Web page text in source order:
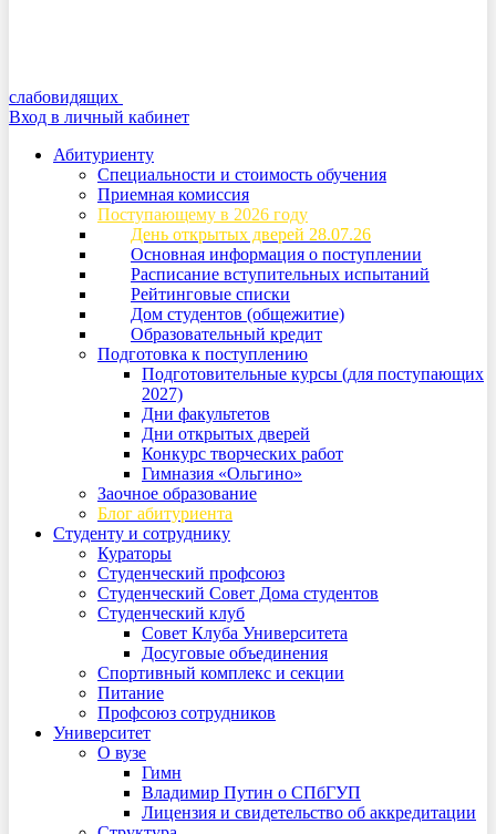
слабовидящих
Вход в личный кабинет
Абитуриенту
Специальности и стоимость обучения
Приемная комиссия
Поступающему в 2026 году
День открытых дверей 28.07.26
Основная информация о поступлении
Расписание вступительных испытаний
Рейтинговые списки
Дом студентов (общежитие)
Образовательный кредит
Подготовка к поступлению
Подготовительные курсы (для поступающих
2027)
Дни факультетов
Дни открытых дверей
Конкурс творческих работ
Гимназия «Ольгино»
Заочное образование
Блог абитуриента
Студенту и сотруднику
Кураторы
Студенческий профсоюз
Студенческий Совет Дома студентов
Студенческий клуб
Совет Клуба Университета
Досуговые объединения
Спортивный комплекс и секции
Питание
Профсоюз сотрудников
Университет
О вузе
Гимн
Владимир Путин о СПбГУП
Лицензия и свидетельство об аккредитации